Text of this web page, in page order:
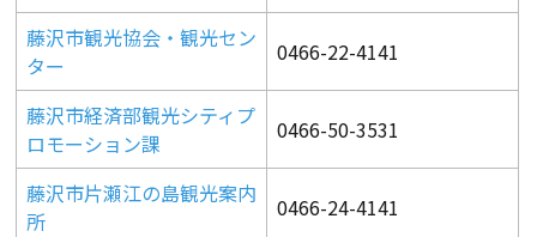
藤沢市観光協会・観光セン
ター
0466-22-4141
藤沢市経済部観光シティプ
ロモーション課
0466-50-3531
藤沢市片瀬江の島観光案内
所
0466-24-4141